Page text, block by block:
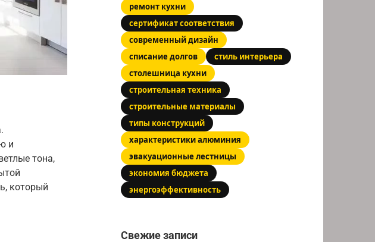
и
тона,
который
ремонт кухни
сертификат соответствия
современный дизайн
списание долгов
стиль интерьера
столешница кухни
строительная техника
строительные материалы
типы конструкций
характеристики алюминия
эвакуационные лестницы
экономия бюджета
энергоэффективность
Свежие записи